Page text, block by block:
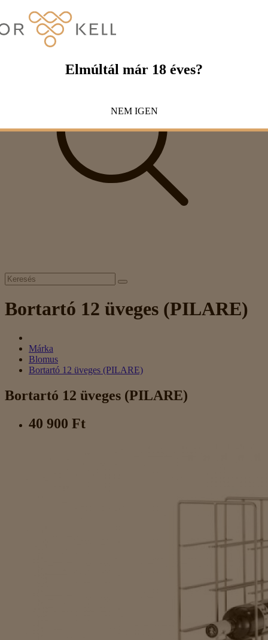
Bortartó 12 üveges (PILARE)
Márka
Blomus
Bortartó 12 üveges (PILARE)
Bortartó 12 üveges (PILARE)
40 900 Ft
Elmúltál már 18 éves?
NEM IGEN